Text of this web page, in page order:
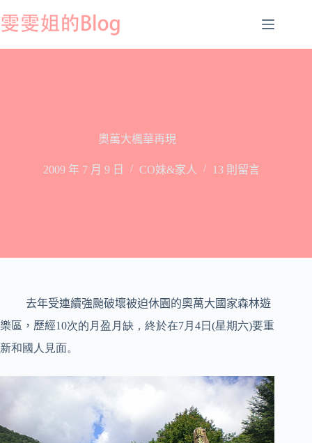
至
奧萬大楓華再現
2009 年 7 月 9 日 CO妹&家人 13 則留言
去年受連續強颱破壞被迫休園的奧萬大國家森林遊
樂區，歷經10次的月盈月缺，終於在7月4日(星期六)要重
新和國人見面。